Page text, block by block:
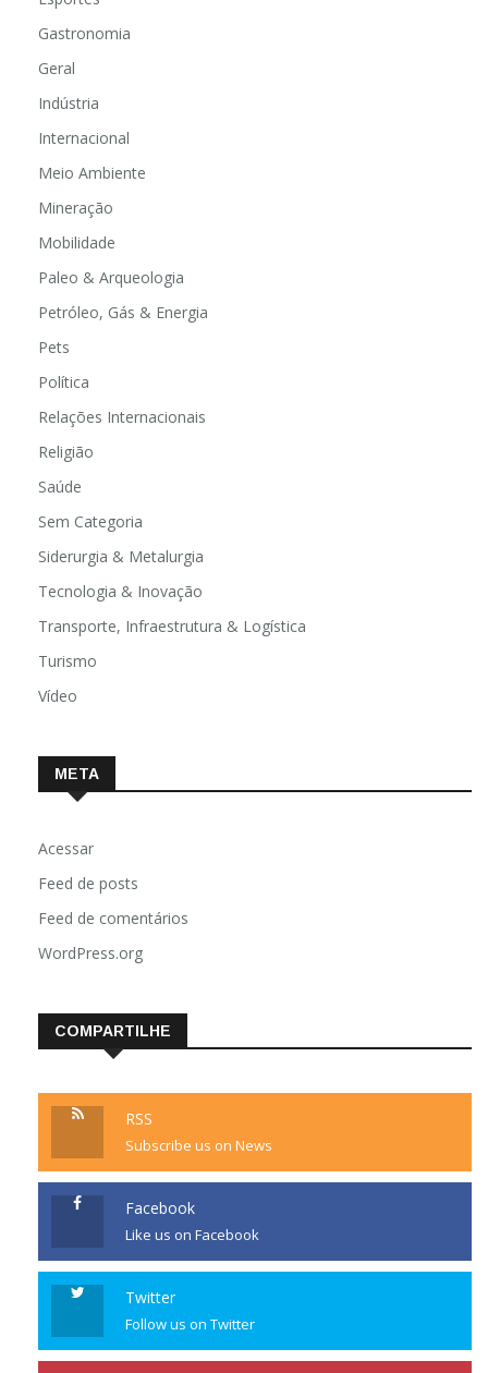
Gastronomia
Geral
Indústria
Internacional
Meio Ambiente
Mineração
Mobilidade
Paleo & Arqueologia
Petróleo, Gás & Energia
Pets
Política
Relações Internacionais
Religião
Saúde
Sem Categoria
Siderurgia & Metalurgia
Tecnologia & Inovação
Transporte, Infraestrutura & Logística
Turismo
Vídeo
META
Acessar
Feed de posts
Feed de comentários
WordPress.org
COMPARTILHE
RSS
Subscribe us on News
Facebook
Like us on Facebook
Twitter
Follow us on Twitter